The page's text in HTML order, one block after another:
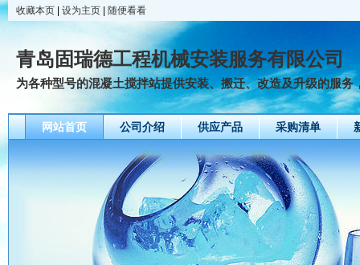
收藏本页 设为主页 随便看看
青岛固瑞德工程机械安装服务有限公司
为各种型号的混凝土搅拌站提供安装、搬迁、改造及升级的服务
网站首页 公司介绍 供应产品 采购清单